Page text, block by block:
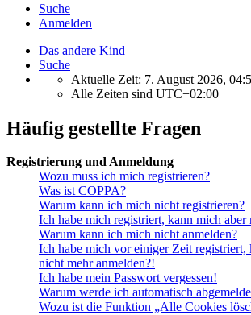
Suche
Anmelden
Das andere Kind
Suche
Aktuelle Zeit: 7. August 2026,
Alle Zeiten sind UTC+02:00
Häufig gestellte Fragen
Registrierung und Anmeldung
Wozu muss ich mich registrieren?
Was ist COPPA?
Warum kann ich mich nicht registrieren?
Ich habe mich registriert, kann mich aber
Warum kann ich mich nicht anmelden?
Ich habe mich vor einiger Zeit registriert,
nicht mehr anmelden?!
Ich habe mein Passwort vergessen!
Warum werde ich automatisch
Wozu ist die Funktion „Alle Cookies